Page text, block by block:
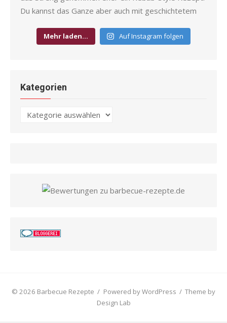
Mehr laden… Auf Instagram folgen
Kategorien
Kategorien
© 2026 Barbecue Rezepte / Powered by WordPress / Theme by
Design Lab